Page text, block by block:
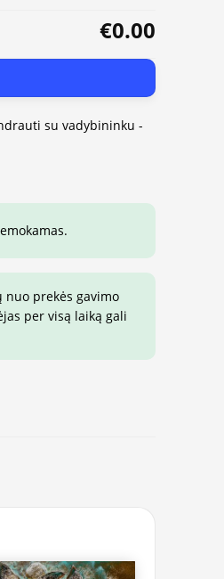
€0.00
su vadybininku -
prekės gavimo
per visą laiką gali